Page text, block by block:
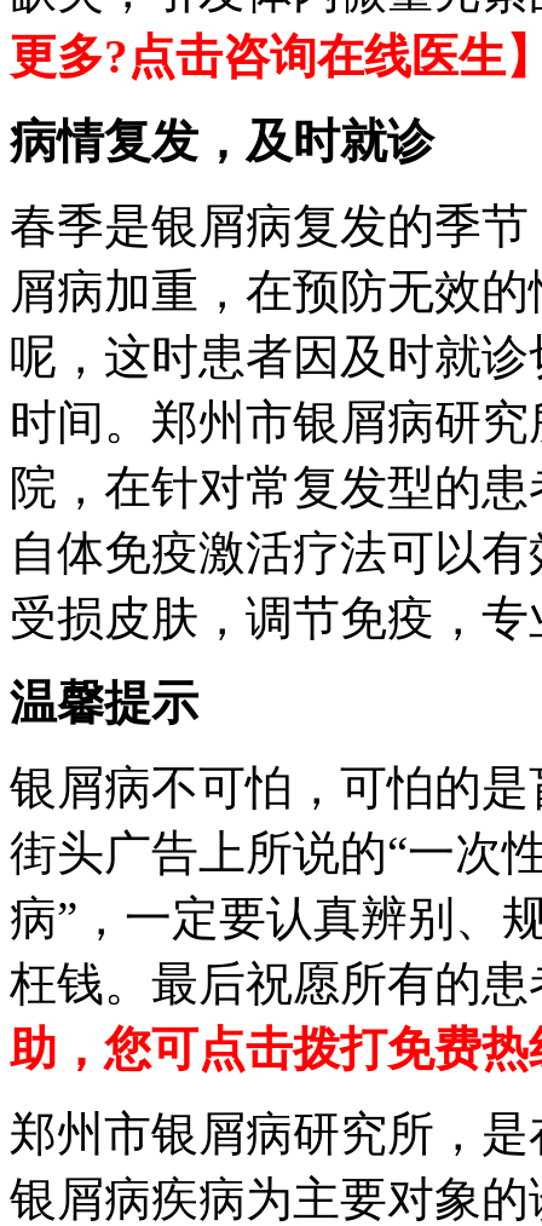
更多?点击咨询在线医生
病情复发，及时就诊
春季是银屑病复发的季
屑病加重，在预防无效
呢，这时患者因及时就
时间。郑州市银屑病研
院，在针对常复发型的
自体免疫激活疗法可以
受损皮肤，调节免疫，
温馨提示
银屑病不可怕，可怕的
街头广告上所说的“一次
病”，一定要认真辨别、
枉钱。最后祝愿所有的
助，您可点击拨打免费热
郑州市银屑病研究所，
银屑病疾病为主要对象